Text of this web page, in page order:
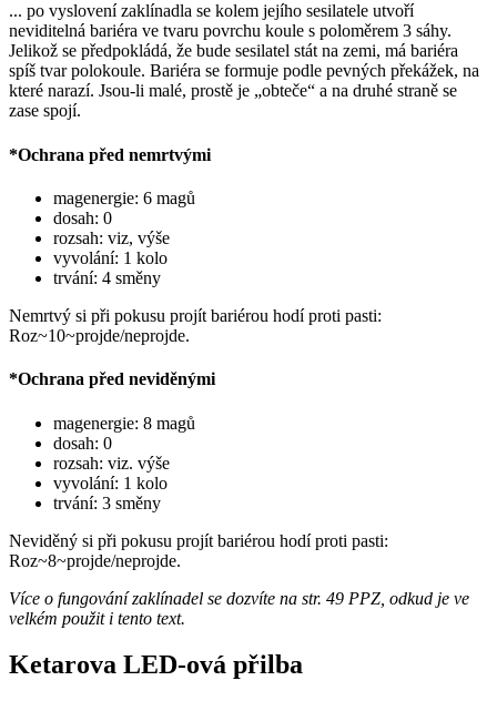
... po vyslovení zaklínadla se kolem jejího sesilatele utvoří
neviditelná bariéra ve tvaru povrchu koule s poloměrem 3 sáhy.
Jelikož se předpokládá, že bude sesilatel stát na zemi, má bariéra
spíš tvar polokoule. Bariéra se formuje podle pevných překážek, na
které narazí. Jsou-li malé, prostě je „obteče“ a na druhé straně se
zase spojí.
*Ochrana před nemrtvými
magenergie: 6 magů
dosah: 0
rozsah: viz, výše
vyvolání: 1 kolo
trvání: 4 směny
Nemrtvý si při pokusu projít bariérou hodí proti pasti:
Roz~10~projde/neprojde.
*Ochrana před neviděnými
magenergie: 8 magů
dosah: 0
rozsah: viz. výše
vyvolání: 1 kolo
trvání: 3 směny
Neviděný si při pokusu projít bariérou hodí proti pasti:
Roz~8~projde/neprojde.
Více o fungování zaklínadel se dozvíte na str. 49 PPZ, odkud je ve
velkém použit i tento text.
Ketarova LED-ová přilba